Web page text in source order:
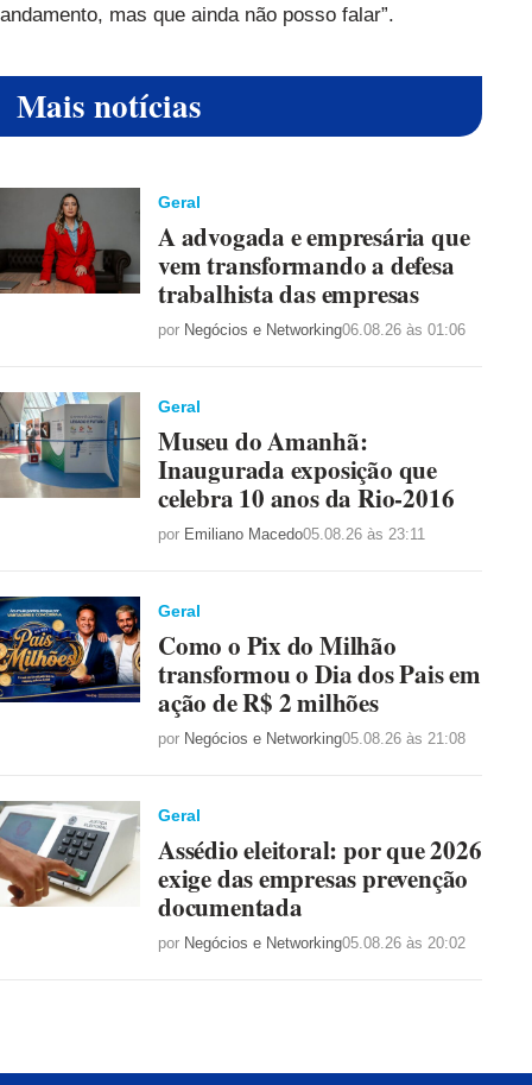
andamento, mas que ainda não posso falar”.
Mais notícias
Geral
A advogada e empresária que
vem transformando a defesa
trabalhista das empresas
por Negócios e Networking06.08.26 às 01:06
Geral
Museu do Amanhã:
Inaugurada exposição que
celebra 10 anos da Rio-2016
por Emiliano Macedo05.08.26 às 23:11
Geral
Como o Pix do Milhão
transformou o Dia dos Pais em
ação de R$ 2 milhões
por Negócios e Networking05.08.26 às 21:08
Geral
Assédio eleitoral: por que 2026
exige das empresas prevenção
documentada
por Negócios e Networking05.08.26 às 20:02